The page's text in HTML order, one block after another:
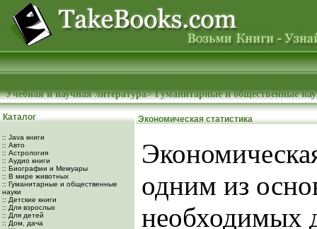
Учебная и научная литература>Гуманитарные и общественные
Каталог
:: Java книги
:: Авто
:: Астрология
:: Аудио книги
:: Биографии и Мемуары
:: В мире животных
:: Гуманитарные и общественные
науки
:: Детские книги
:: Для взрослых
:: Для детей
:: Дом, дача
Экономическая статистика
одним из
необходимых